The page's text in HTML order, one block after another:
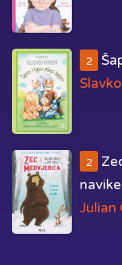
2
2
Julian